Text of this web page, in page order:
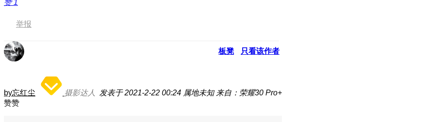
赞1
举报
板凳 只看该作者
by忘红尘 摄影达人 发表于 2021-2-22 00:24 属地未知 来自：荣耀30 Pro+
赞赞